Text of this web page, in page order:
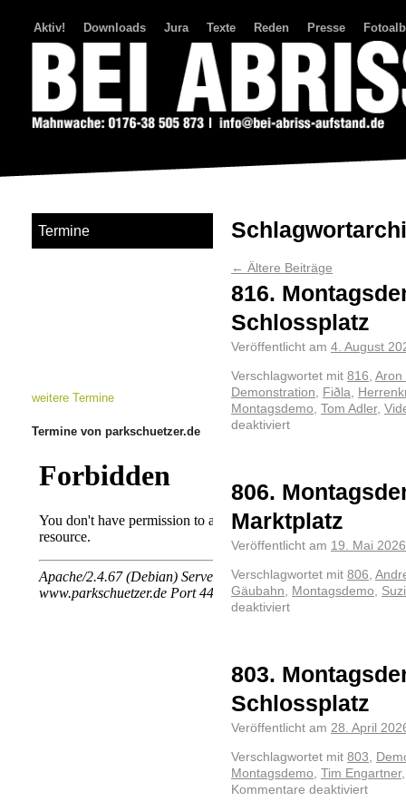
Aktiv! Downloads Jura Texte Reden Presse
← Ältere Beiträge
816.
Schlossplatz
Veröffentlicht am 4. August
Verschlagwortet mit 816, Aron
Demonstration, Fiðla,
Montagsdemo, Tom Adler,
deaktiviert
806.
Marktplatz
Veröffentlicht am 19. Mai 2026
Verschlagwortet mit 806,
Gäubahn, Montagsdemo,
deaktiviert
803.
Schlossplatz
Veröffentlicht am 28. April
Verschlagwortet mit 803,
Montagsdemo, Tim Engartner
Kommentare deaktiviert
Termine
weitere Termine
Termine von parkschuetzer.de